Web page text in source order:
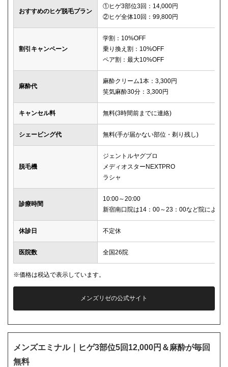
おすすめのヒゲ脱毛プラン
①ヒゲ3部位3回：14,000円
②ヒゲ全体10回：99,800円
割引キャンペーン
学割：10%OFF
乗り換え割：10%OFF
ペア割：最大10%OFF
麻酔代
麻酔クリーム1本：3,300円
笑気麻酔30分：3,300円
キャンセル料 無料(3時間前までに連絡)
シェービング代 無料(手が届かない部位・剃り残し)
脱毛機
ジェントルヤグプロ
メディオスターNEXTPRO
ラシャ
診療時間
10:00～20:00
新宿南口院は14：00～23：00など院により
休診日 不定休
医院数 全国26院
※価格は税込で表示しています。
メンズリゼの公式サイト
メンズエミナル｜ヒゲ3部位5回12,000円＆麻酔が毎回
無料